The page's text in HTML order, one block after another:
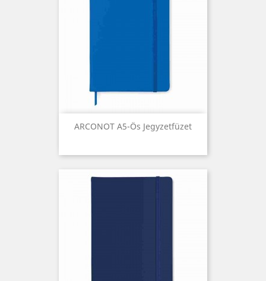
ARCONOT A5-Ös Jegyzetfüzet